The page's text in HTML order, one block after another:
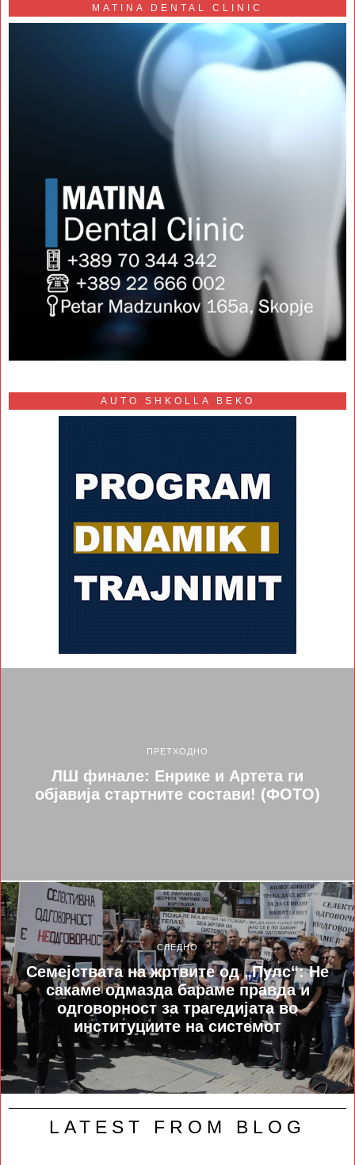
MATINA DENTAL CLINIC
AUTO SHKOLLA BEKO
ПРЕТХОДНО
ЛШ финале: Енрике и Артета ги
објавија стартните состави! (ФОТО)
СЛЕДНО
Семејствата на жртвите од „Пулс“: Не
сакаме одмазда бараме правда и
одговорност за трагедијата во
институциите на системот
LATEST FROM BLOG